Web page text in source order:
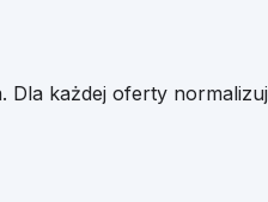
Dla każdej oferty